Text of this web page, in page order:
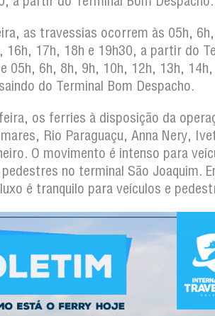
as travessias ocorrem às 05h,
16h, 17h, 18h e 19h30, a partir do
05h, 6h, 8h, 9h, 10h, 12h, 13h,
do Terminal Bom Despacho.
os ferries à disposição da
Rio Paraguaçu, Anna Nery,
O movimento é intenso para
no terminal São Joaquim.
é tranquilo para veículos e